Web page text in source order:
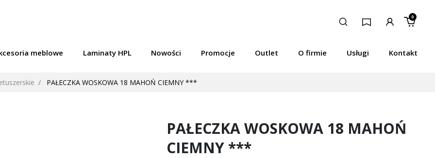
meblowe Laminaty HPL Nowości Promocje Outlet O firmie Usługi Kontakt
0
PAŁECZKA WOSKOWA 18 MAHOŃ CIEMNY ***
PAŁECZKA WOSKOWA 18 MAHOŃ
CIEMNY ***